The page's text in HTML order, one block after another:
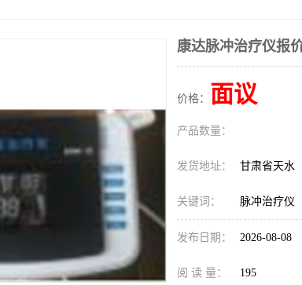
康达脉冲治疗仪报
价格： 面议
产品数量：
发货地址： 甘肃省天水
关键词： 脉冲治疗仪
发布日期： 2026-08-08
阅 读 量： 195